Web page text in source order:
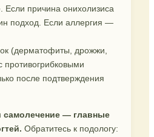
Если причина онихолизиса
подход. Если аллергия —
(дерматофиты, дрожжи,
противогрибковыми
после подтверждения
самолечение — главные
Обратитесь к подологу: